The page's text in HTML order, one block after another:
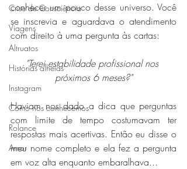
Crise de Consciência
Viagens
Altruatos
Histórias alheias
Instagram
Como nos conhecemos
Rolance
Amor
conhecer um pouco desse universo. Você
se inscrevia e aguardava o atendimento
com direito à uma pergunta às cartas:
"Terei estabilidade profissional nos
próximos 6 meses?"
Haviam nos dado a dica que perguntas
com limite de tempo costumavam ter
respostas mais acertivas. Então eu disse o
meu nome completo e ela fez a pergunta
em voz alta enquanto embaralhava...